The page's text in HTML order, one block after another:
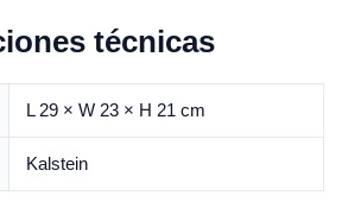
técnicas
L 29 × W 23 × H 21 cm
Kalstein